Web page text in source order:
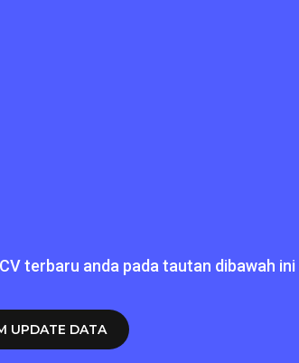
terbaru anda pada tautan dibawah ini
UPDATE DATA